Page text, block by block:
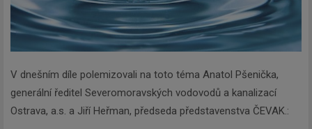
V dnešním díle polemizovali na toto téma Anatol Pšenička,
generální ředitel Severomoravských vodovodů a kanalizací
Ostrava, a.s. a Jiří Heřman, předseda představenstva ČEVAK.: